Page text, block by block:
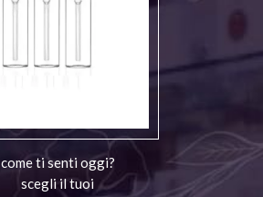
come ti senti oggi?
scegli il tuoi